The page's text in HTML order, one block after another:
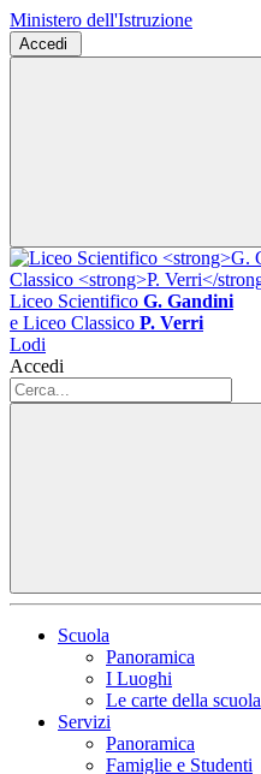
Ministero dell'Istruzione
Accedi
Liceo Scientifico G. Gandini
e Liceo Classico P. Verri
Lodi
Accedi
Scuola
Panoramica
I Luoghi
Le carte della scuola
Servizi
Panoramica
Famiglie e Studenti